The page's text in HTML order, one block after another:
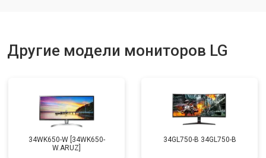
Другие модели мониторов LG
34WK650-W [34WK650-
W.ARUZ]
34GL750-B 34GL750-B